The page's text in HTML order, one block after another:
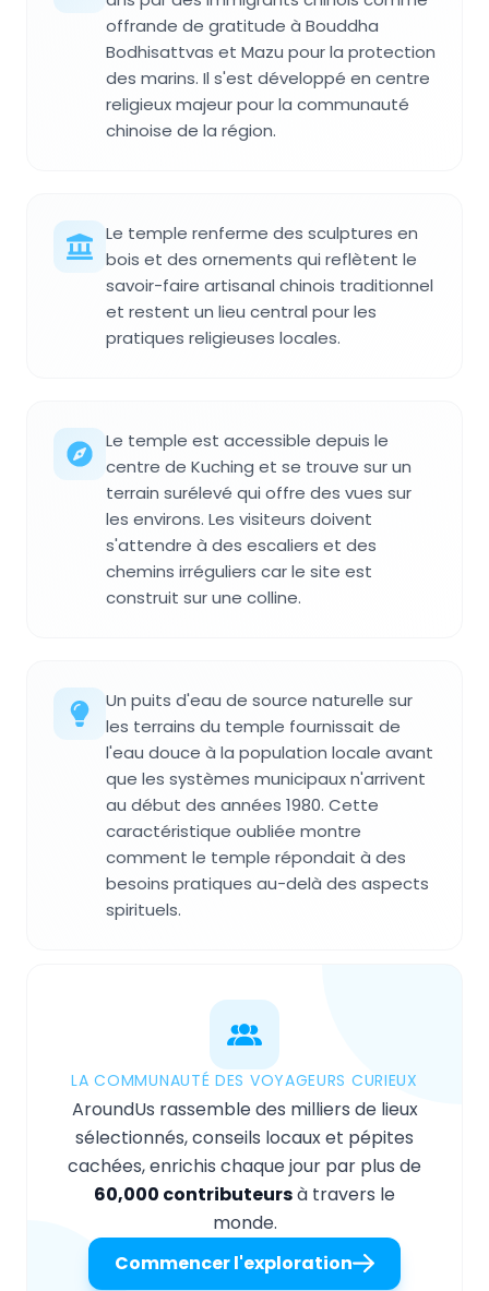
offrande de gratitude à Bouddha
Bodhisattvas et Mazu pour la protection
des marins. Il s'est développé en centre
religieux majeur pour la communauté
chinoise de la région.
Le temple renferme des sculptures en
bois et des ornements qui reflètent le
savoir-faire artisanal chinois traditionnel
et restent un lieu central pour les
pratiques religieuses locales.
Le temple est accessible depuis le
centre de Kuching et se trouve sur un
terrain surélevé qui offre des vues sur
les environs. Les visiteurs doivent
s'attendre à des escaliers et des
chemins irréguliers car le site est
construit sur une colline.
Un puits d'eau de source naturelle sur
les terrains du temple fournissait de
l'eau douce à la population locale avant
que les systèmes municipaux n'arrivent
au début des années 1980. Cette
caractéristique oubliée montre
comment le temple répondait à des
besoins pratiques au-delà des aspects
spirituels.
LA COMMUNAUTÉ DES VOYAGEURS CURIEUX
AroundUs rassemble des milliers de lieux
sélectionnés, conseils locaux et pépites
cachées, enrichis chaque jour par plus de
60,000 contributeursà travers le
monde.
Commencer l'exploration